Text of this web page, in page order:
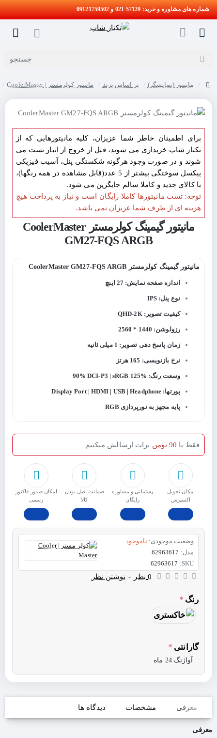
شماره های مشاوره و خرید: 57129-021 و 09121759502
جستجو
مانیتور (نمایشگر) بر اساس برند مانیتور کولرمستر | CoolerMaster
برای اطمینان خاطر شما عزیزان، کلیه مانیتورهایی که از
تکتاز شاپ خریداری می شوند، قبل از خروج از انبار تست می
شوند و در صورت وجود هرگونه شکستگی پنل، آسیب فیزیکی
پیکسل سوختگی بیشتر از 5 عدد(قابل مشاهده در همه رنگها)،
با کالای جدید و کاملا سالم جایگزین می شود.
توجه: تست مانیتورها کاملا رایگان است و نیاز به پرداخت هیچ
هزینه ای از طرف شما عزیزان نمی باشد.
مانیتور گیمینگ کولرمستر CoolerMaster
GM27-FQS ARGB
مانیتور گیمینگ کولرمستر CoolerMaster GM27-FQS ARGB
اندازه صفحه نمایش: 27 اینچ
نوع پنل: IPS
کیفیت تصویر: QHD-2K
رزولوشن: 1440 * 2560
زمان پاسخ دهی تصویر: 1 میلی ثانیه
نرخ بازنویسی: 165 هرتز
وسعت رنگ: 9‎0% DCI-P3 | sRGB 125%
پورتها: Display Port | HDMI | USB | Headphone
پایه مجهز به نورپردازی RGB
امکان تحویل
اکسپرس
پشتیبانی و مشاوره
رایگان
ﺿﻤﺎﻧﺖ اﺻﻞ ﺑﻮدن
ﮐﺎﻟﺎ
امکان صدور فاکتور
رسمی
فقط با 90 تومن برات ارسالش میکنیم
وضعیت موجودی: ناموجود
مدل: 62963617
SKU:
62963617
0 نظر - نوشتن نظر
رنگ
گارانتی
آواژنگ 24 ماه
معرفی مشخصات دیدگاه ها
معرفی